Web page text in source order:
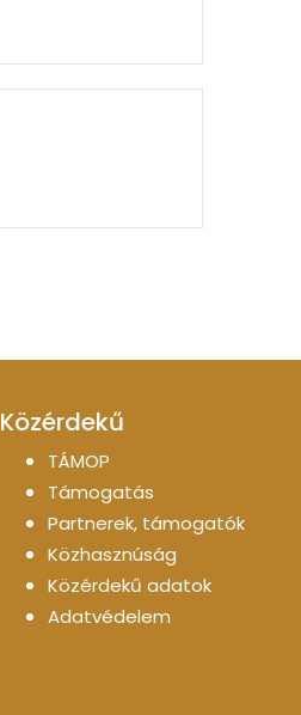
Közérdekű
TÁMOP
Támogatás
Partnerek, támogatók
Közhasznúság
Közérdekű adatok
Adatvédelem